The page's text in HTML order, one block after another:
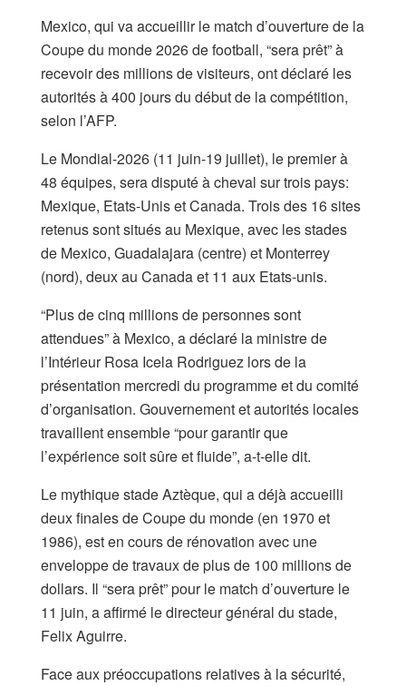
Mexico, qui va accueillir le match d’ouverture de la
Coupe du monde 2026 de football, “sera prêt” à
recevoir des millions de visiteurs, ont déclaré les
autorités à 400 jours du début de la compétition,
selon l’AFP.
Le Mondial-2026 (11 juin-19 juillet), le premier à
48 équipes, sera disputé à cheval sur trois pays:
Mexique, Etats-Unis et Canada. Trois des 16 sites
retenus sont situés au Mexique, avec les stades
de Mexico, Guadalajara (centre) et Monterrey
(nord), deux au Canada et 11 aux Etats-unis.
“Plus de cinq millions de personnes sont
attendues” à Mexico, a déclaré la ministre de
l’Intérieur Rosa Icela Rodriguez lors de la
présentation mercredi du programme et du comité
d’organisation. Gouvernement et autorités locales
travaillent ensemble “pour garantir que
l’expérience soit sûre et fluide”, a-t-elle dit.
Le mythique stade Aztèque, qui a déjà accueilli
deux finales de Coupe du monde (en 1970 et
1986), est en cours de rénovation avec une
enveloppe de travaux de plus de 100 millions de
dollars. Il “sera prêt” pour le match d’ouverture le
11 juin, a affirmé le directeur général du stade,
Felix Aguirre.
Face aux préoccupations relatives à la sécurité,